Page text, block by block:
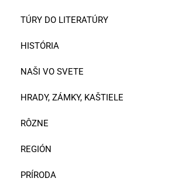
TÚRY DO LITERATÚRY
HISTÓRIA
NAŠI VO SVETE
HRADY, ZÁMKY, KAŠTIELE
RÔZNE
REGIÓN
PRÍRODA